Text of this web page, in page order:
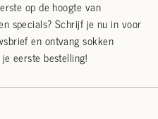
op de hoogte van
specials? Schrijf je nu in voor
en ontvang sokken
eerste bestelling!